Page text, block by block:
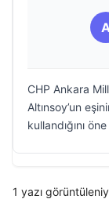
CHP Ankara
Altınsoy’un
kullandığını
1 yazı